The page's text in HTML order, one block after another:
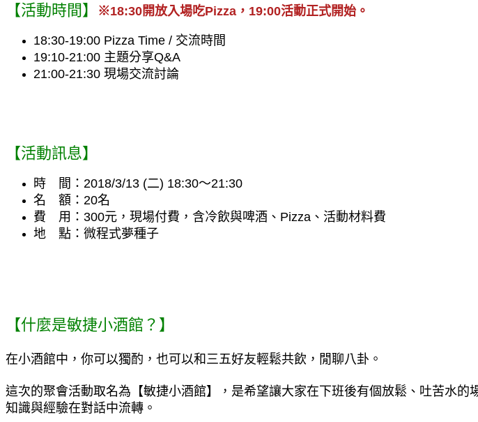
【活動時間】 ※18:30開放入場吃Pizza，19:00活動正式開始。
18:30-19:00 Pizza Time / 交流時間
19:10-21:00 主題分享Q&A
21:00-21:30 現場交流討論
【活動訊息】
時　間：2018/3/13 (二) 18:30～21:30
名　額：20名
費　用：300元，現場付費，含冷飲與啤酒、Pizza、活動材料費
地　點：微程式夢種子
【什麼是敏捷小酒館？】
在小酒館中，你可以獨酌，也可以和三五好友輕鬆共飲，閒聊八卦。
這次的聚會活動取名為【敏捷小酒館】，是希望讓大家在下班後有個放鬆、吐苦水
知識與經驗在對話中流轉。